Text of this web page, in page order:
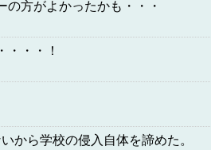
の方がよかったかも・・・
・・・！
から学校の侵入自体を諦めた。